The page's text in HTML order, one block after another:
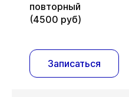
повторный
(4500 руб)
Записаться